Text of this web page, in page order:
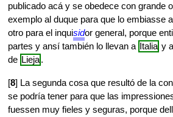
publicado acá y se obedece con grande
exemplo al duque para que lo embiasse
otro para el inquisidor general, porque
partes y ansí también lo llevan a
Italia y a
de Lieja.
[8] La segunda cosa que resultó de la
se podría tener para que las
fuessen muy fieles y seguras, porque